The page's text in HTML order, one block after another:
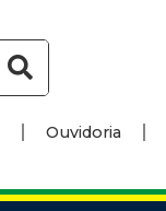
Ouvidoria